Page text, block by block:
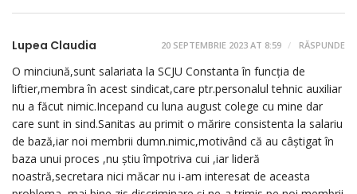
Lupea Claudia 20 SEPTEMBRIE 2023 AT 8:59 RĂSPUNDE
O minciună,sunt salariata la SCJU Constanta în funcția de
liftier,membra în acest sindicat,care ptr.personalul tehnic auxiliar
nu a făcut nimic.Incepand cu luna august colege cu mine dar
care sunt in sind.Sanitas au primit o mărire consistenta la salariu
de bază,iar noi membrii dumn.nimic,motivând că au câștigat în
baza unui proces ,nu știu împotriva cui ,iar lideră
noastră,secretara nici măcar nu i-am interesat de aceasta